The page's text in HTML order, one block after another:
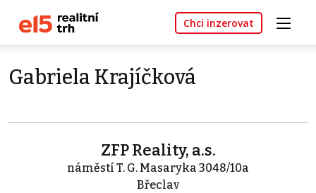
Chci inzerovat
Gabriela Krajíčková
ZFP Reality, a.s.
náměstí T. G. Masaryka 3048/10a
Břeclav